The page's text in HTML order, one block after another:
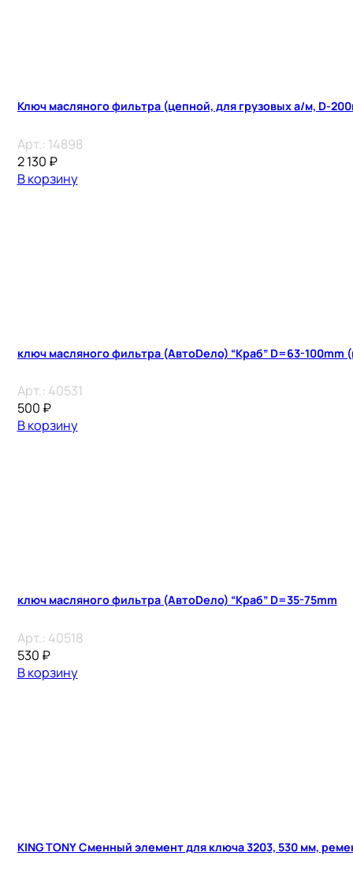
Ключ масляного фильтра (цепной, для грузовых а/м, D-
Арт.: 14898
2 130 ₽
В корзину
ключ масляного фильтра (АвтоDело) “Краб” D=63-100mm
Арт.: 40531
500 ₽
В корзину
ключ масляного фильтра (АвтоDело) “Краб” D=35-75mm
Арт.: 40518
530 ₽
В корзину
KING TONY Сменный элемент для ключа 3203, 530 мм,